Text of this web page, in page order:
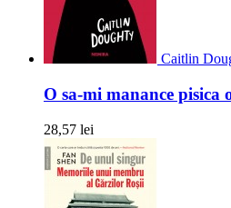
Caitlin
O sa-mi manance pisica
28,57 lei